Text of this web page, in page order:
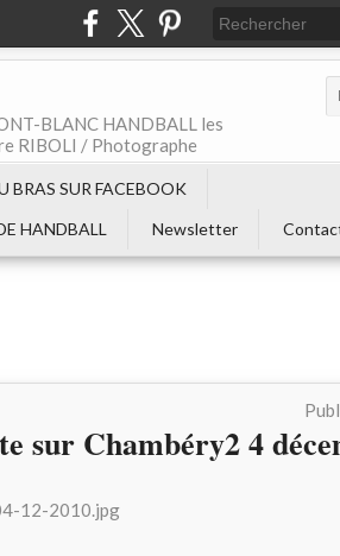
BLANC HANDBALL les
RIBOLI / Photographe
BRAS SUR FACEBOOK
HANDBALL Newsletter
sur Chambéry2 4